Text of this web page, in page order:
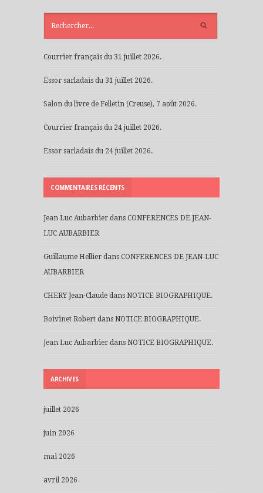
Courrier français du 31 juillet 2026.
Essor sarladais du 31 juillet 2026.
Salon du livre de Felletin (Creuse), 7 août 2026.
Courrier français du 24 juillet 2026.
Essor sarladais du 24 juillet 2026.
COMMENTAIRES RÉCENTS
Jean Luc Aubarbier dans CONFERENCES DE JEAN-
LUC AUBARBIER
Guillaume Hellier dans CONFERENCES DE JEAN-LUC
AUBARBIER
CHERY Jean-Claude dans NOTICE BIOGRAPHIQUE.
Boivinet Robert dans NOTICE BIOGRAPHIQUE.
Jean Luc Aubarbier dans NOTICE BIOGRAPHIQUE.
ARCHIVES
juillet 2026
juin 2026
mai 2026
avril 2026